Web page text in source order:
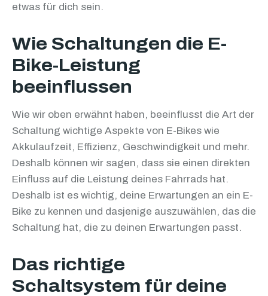
etwas für dich sein.
Wie Schaltungen die E-
Bike-Leistung
beeinflussen
Wie wir oben erwähnt haben, beeinflusst die Art der
Schaltung wichtige Aspekte von E-Bikes wie
Akkulaufzeit, Effizienz, Geschwindigkeit und mehr.
Deshalb können wir sagen, dass sie einen direkten
Einfluss auf die Leistung deines Fahrrads hat.
Deshalb ist es wichtig, deine Erwartungen an ein E-
Bike zu kennen und dasjenige auszuwählen, das die
Schaltung hat, die zu deinen Erwartungen passt.
Das richtige
Schaltsystem für deine